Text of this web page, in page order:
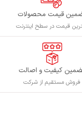
قیمت محصولات
قیمت در سطح اینترنت
کیفیت و اصالت
فروش مستقیم از شرکت